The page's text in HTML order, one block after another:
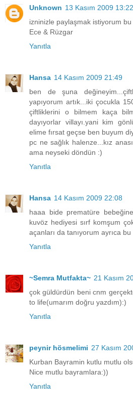
Unknown 13 Kasım 2009 13:22
izninizle paylaşmak istiyorum bu
Ece & Rüzgar
Yanıtla
Hansa 14 Kasım 2009 21:49
ben de şuna
yapıyorum artık...iki çocukla
çiftliklerini o bilmem kaça
dayıyorlar villayı.yani kim
elime fırsat geçse ben buyum
pc ne sağlık halenze...kız
ama neyseki döndün :)
Yanıtla
Hansa 14 Kasım 2009 22:08
haaa bide prematüre
kuvöz hediyesi sırf komşum
açanları da tanıyorum ayrıca bu
Yanıtla
~Semra Mutfakta~ 21 Kasım
çok güldürdün beni cnm
to life(umarım doğru yazdım):)
Yanıtla
peynir hösmelimi 27 Kasım
Kurban Bayramin kutlu mutlu
Nice mutlu bayramlara:))
Yanıtla